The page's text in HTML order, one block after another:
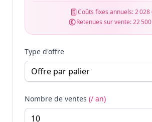
Coûts fixes annuels:2 028
Retenues sur vente:22
Type d'offre
Nombre de ventes (/ an)